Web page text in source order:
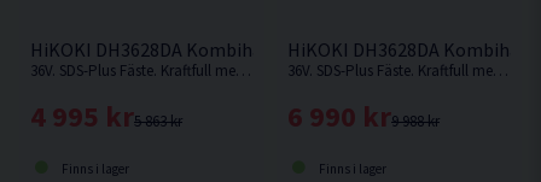
HiKOKI DH3628DA Kombihammare 36V
36V. SDS-Plus Fäste. Kraftfull med hög effekt och borr-/mejslingshastighet. Levereras utan batteri och laddare.
5 863 kr
4 995 kr
Finns i lager
HiKOKI DH3628DA
36V. SDS-Plus Fäste. Kraftfull med hög effekt och borr-/mejslingshastighet.
9 988 kr
6 990 kr
Finns i lager